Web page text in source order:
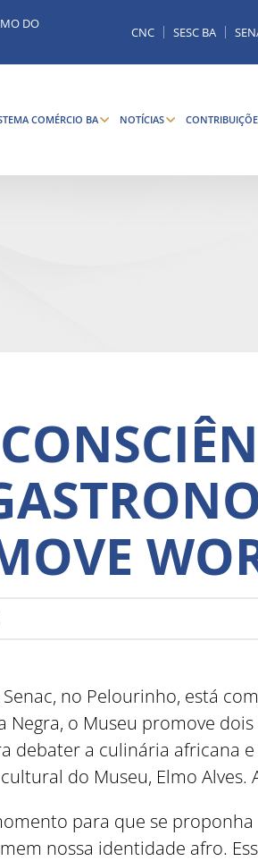
DO
CNC SESC BA
COMÉRCIO BA NOTÍCIAS
no Pelourinho, está
Negra, o Museu promove
debater a culinária africana
do Museu, Elmo Alves.
para que se
nossa identidade afro.